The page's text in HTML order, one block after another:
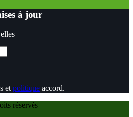
à jour
et politique accord.
réservés